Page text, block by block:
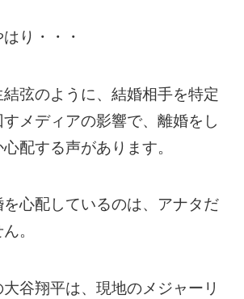
り・・・
弦のように、結婚相手を特定
すメディアの影響で、離婚をし
配する声があります。
心配しているのは、アナタだ
。
谷翔平は、現地のメジャーリ